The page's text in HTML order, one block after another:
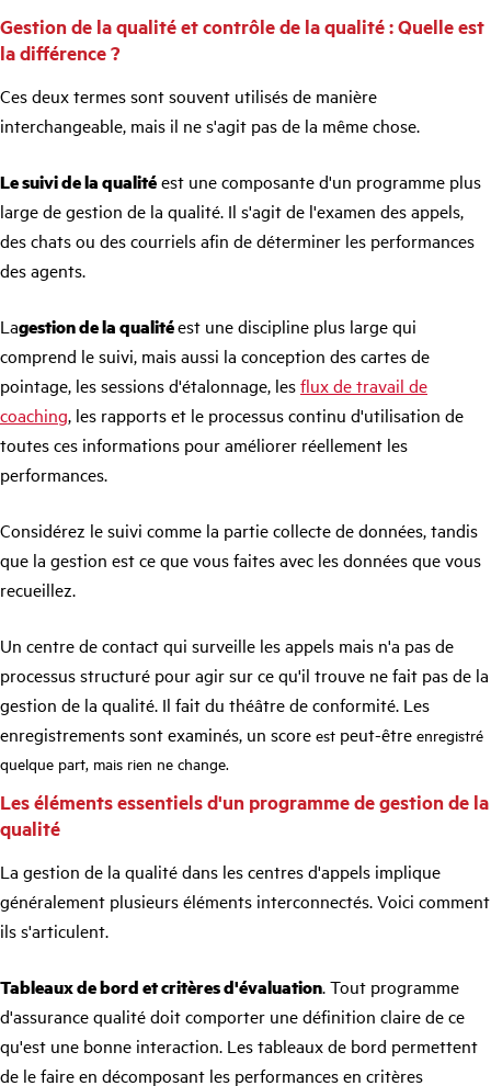
Gestion de la qualité et contrôle de la qualité : Quelle est
la différence ?
Ces deux termes sont souvent utilisés de manière
interchangeable, mais il ne s'agit pas de la même chose.
Le suivi de la qualitéest une composante d'un programme plus
large de gestion de la qualité. Il s'agit de l'examen des appels,
des chats ou des courriels afin de déterminer les performances
des agents.
Lagestion de la qualitéest une discipline plus large qui
comprend le suivi, mais aussi la conception des cartes de
pointage, les sessions d'étalonnage, lesflux de travail de
coaching, les rapports et le processus continu d'utilisation de
toutes ces informations pour améliorer réellement les
performances.
Considérez le suivi comme la partie collecte de données, tandis
que la gestion est ce que vous faites avec les données que vous
recueillez.
Un centre de contact qui surveille les appels mais n'a pas de
processus structuré pour agir sur ce qu'il trouve ne fait pas de la
gestion de la qualité. Il fait du théâtre de conformité. Les
enregistrements sont examinés, un score est peut-être enregistré
quelque part, mais rien ne change.
Les éléments essentiels d'un programme de gestion de la
qualité
La gestion de la qualité dans les centres d'appels implique
généralement plusieurs éléments interconnectés. Voici comment
ils s'articulent.
Tableaux de bord et critères d'évaluation. Tout programme
d'assurance qualité doit comporter une définition claire de ce
qu'est une bonne interaction. Les tableaux de bord permettent
de le faire en décomposant les performances en critères